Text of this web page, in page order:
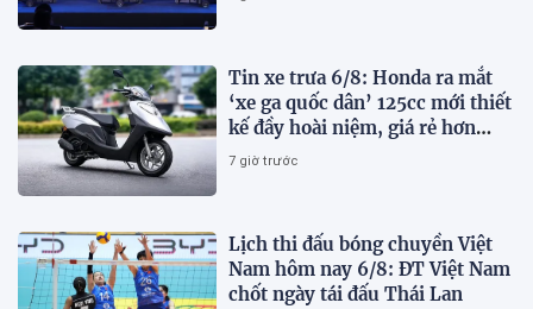
Tin xe trưa 6/8: Honda ra mắt
‘xe ga quốc dân’ 125cc mới thiết
kế đầy hoài niệm, giá rẻ hơn
Vision và SH Mode
7 giờ trước
Lịch thi đấu bóng chuyền Việt
Nam hôm nay 6/8: ĐT Việt Nam
chốt ngày tái đấu Thái Lan